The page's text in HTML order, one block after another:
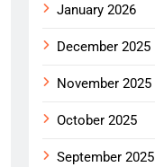
January 2026
December 2025
November 2025
October 2025
September 2025